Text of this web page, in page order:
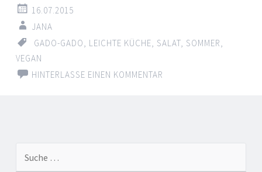
16.07.2015
JANA
GADO-GADO, LEICHTE KÜCHE, SALAT, SOMMER,
VEGAN
HINTERLASSE EINEN KOMMENTAR